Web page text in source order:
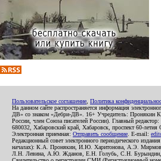
Пользовательское соглашение Политика
На данном сайте распространяется информация
ДВ» со знаком «Дебри-ДВ». 16+ Учредитель: Пронякин
России, член Союза писателей России). Главный
680032, Хабаровский край, Хабаровск, проспект 60-летия
Электронная приемная: Отправить сообщение . E-mail:
Редакционный совет электронного периодического
началах): К.А. Пронякин, И.Ю. Харитонова, А.Э.
Л.Н. Левина, А.Ю. Жданов, Е.Н. Голубь, С.Н.